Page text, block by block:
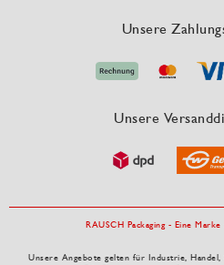
Unsere
Unsere
RAUSCH Packaging - Eine
Unsere Angebote gelten für Industrie, Handel,